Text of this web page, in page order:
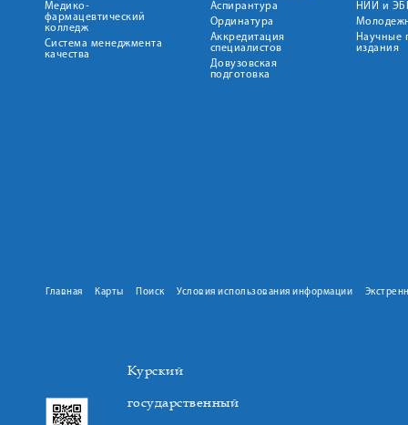
Медико-
фармацевтический
колледж
Система менеджмента
качества
Аспирантура
Ординатура
Аккредитация
специалистов
Довузовская
подготовка
НИИ и
Научные
издания
Главная Карты Поиск Условия использования информации
Курский
государственный